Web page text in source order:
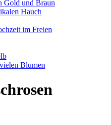
Gold und Braun
Hauch
im Freien
Blumen